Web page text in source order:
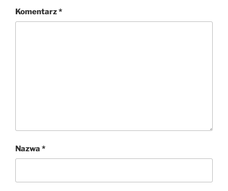
Komentarz*
Nazwa *